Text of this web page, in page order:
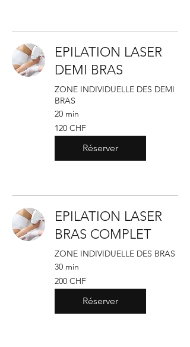
EPILATION LASER
DEMI BRAS
ZONE INDIVIDUELLE DES DEMI
BRAS
20 min
120
francs
suisses
120 CHF
Réserver
EPILATION LASER
BRAS COMPLET
ZONE INDIVIDUELLE DES BRAS
30 min
200
francs
suisses
200 CHF
Réserver